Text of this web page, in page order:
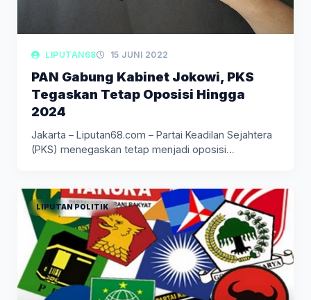
LIPUTAN68 15 JUNI 2022
PAN Gabung Kabinet Jokowi, PKS
Tegaskan Tetap Oposisi Hingga
2024
Jakarta – Liputan68.com – Partai Keadilan Sejahtera
(PKS) menegaskan tetap menjadi oposisi…
LIPUTAN POLITIK